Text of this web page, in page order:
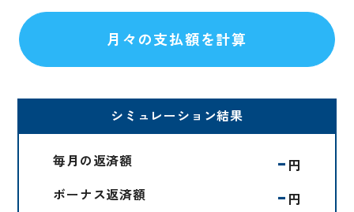
シミュレーション結果
毎月の返済額 - 円
ボーナス返済額
- 円